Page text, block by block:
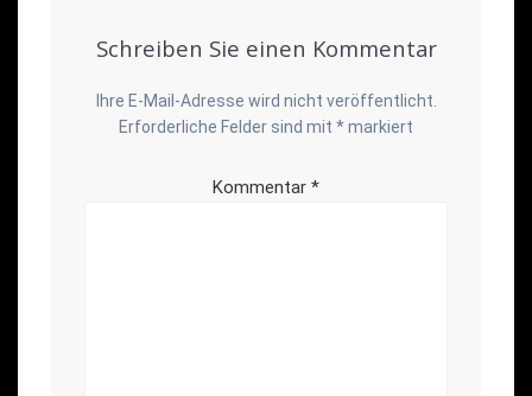
Schreiben Sie einen Kommentar
Ihre E-Mail-Adresse wird nicht veröffentlicht.
Erforderliche Felder sind mit *markiert
Kommentar *